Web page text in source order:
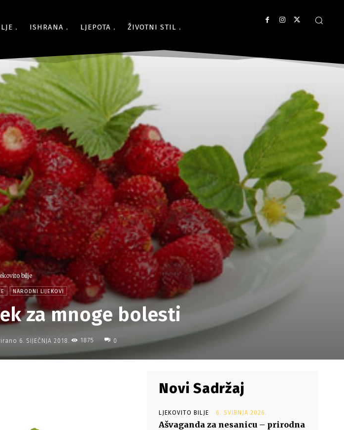
ISHRANA LJEPOTA ŽIVOTNI STIL
bilje
NARODNI LIJEKOVI
za mnoge bolesti
6. SIJEČNJA 2018. 1875 0
Novi Sadržaj
LJEKOVITO BILJE 6. SVIBNJA 2026.
Ašvaganda za nesanicu – prirodna